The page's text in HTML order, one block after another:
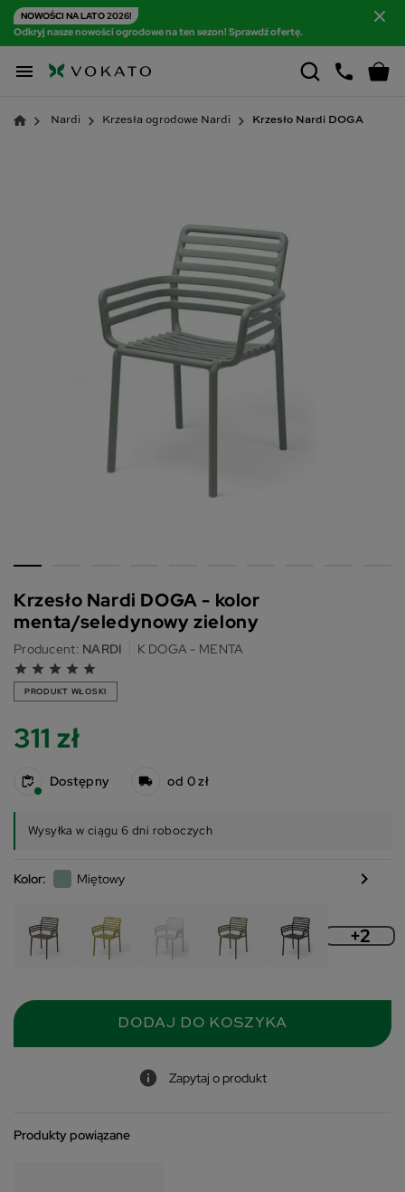
NOWOŚCI NA LATO 2026!
Odkryj nasze nowości ogrodowe na ten sezon! Sprawdź ofertę.

Nardi Krzesła ogrodowe Nardi Krzesło Nardi DOGA
Krzesło Nardi DOGA - kolor
menta/seledynowy zielony
Producent: NARDI K DOGA - MENTA
grade grade grade grade grade
PRODUKT WŁOSKI
311 zł
Dostępny od 0 zł
Wysyłka w ciągu 6 dni roboczych
Kolor: Miętowy chevron_right
+2
DODAJ DO KOSZYKA
Zapytaj o produkt
Produkty powiązane